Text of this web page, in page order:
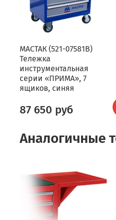
МАСТАК (521-07581B)
Тележка
инструментальная
серии «ПРИМА», 7
ящиков, синяя
87 650 руб
Аналогичные